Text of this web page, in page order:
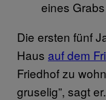
Die ersten fünf
Haus auf dem
Friedhof zu
gruselig”, sagt